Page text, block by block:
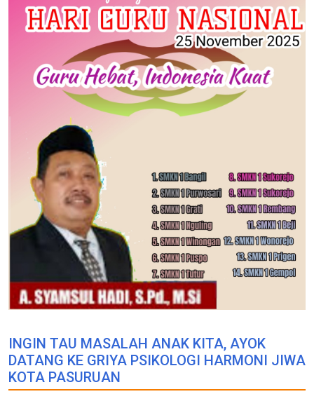
INGIN TAU MASALAH ANAK KITA, AYOK
DATANG KE GRIYA PSIKOLOGI HARMONI JIWA
KOTA PASURUAN